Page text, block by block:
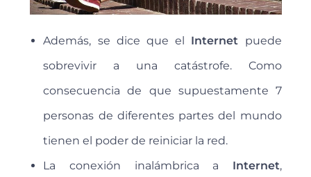
Además, se dice que el Internet puede
sobrevivir a una catástrofe. Como
consecuencia de que supuestamente 7
personas de diferentes partes del mundo
tienen el poder de reiniciar la red.
La conexión inalámbrica a Internet,